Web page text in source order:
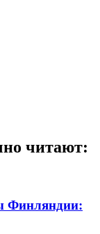
читают:
Финляндии: